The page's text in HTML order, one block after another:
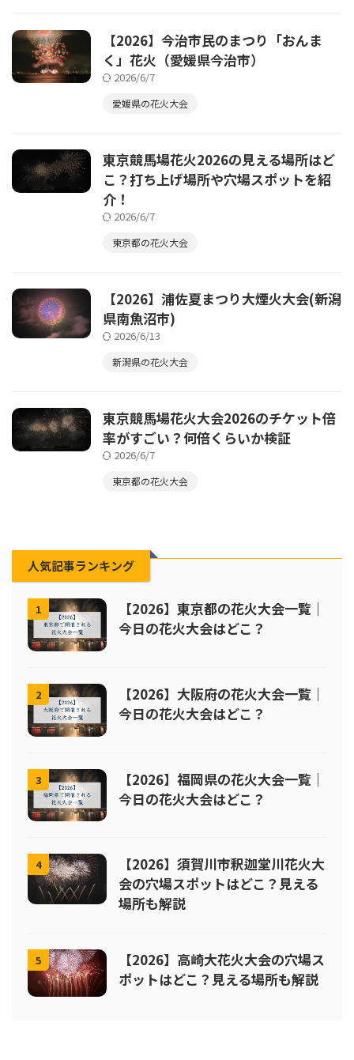
【2026】今治市民のまつり「おんま
く」花火（愛媛県今治市）
2026/6/7
愛媛県の花火大会
東京競馬場花火2026の見える場所はど
こ？打ち上げ場所や穴場スポットを紹
介！
2026/6/7
東京都の花火大会
【2026】浦佐夏まつり大煙火大会(新潟
県南魚沼市)
2026/6/13
新潟県の花火大会
東京競馬場花火大会2026のチケット倍
率がすごい？何倍くらいか検証
2026/6/7
東京都の花火大会
人気記事ランキング
1
【2026】東京都の花火大会一覧｜
今日の花火大会はどこ？
2
【2026】大阪府の花火大会一覧｜
今日の花火大会はどこ？
3
【2026】福岡県の花火大会一覧｜
今日の花火大会はどこ？
4
【2026】須賀川市釈迦堂川花火大
会の穴場スポットはどこ？見える
場所も解説
5
【2026】高崎大花火大会の穴場ス
ポットはどこ？見える場所も解説